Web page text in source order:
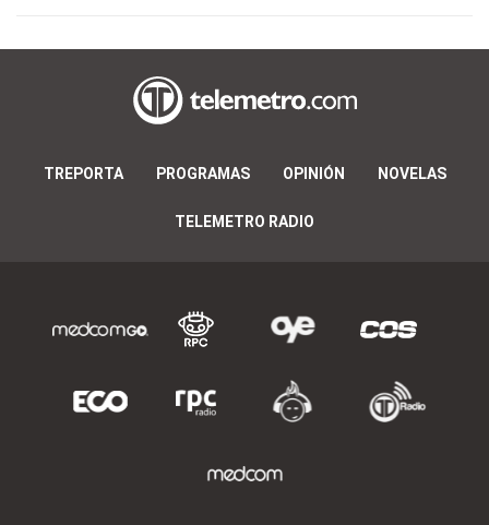
TREPORTA PROGRAMAS OPINIÓN NOVELAS
TELEMETRO RADIO